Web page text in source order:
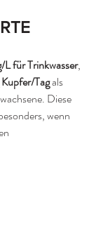
für Trinkwasser,
Tag als
Diese
wenn